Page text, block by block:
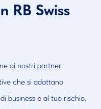
RB Swiss
ai nostri partner
che si adattano
business e al tuo rischio.